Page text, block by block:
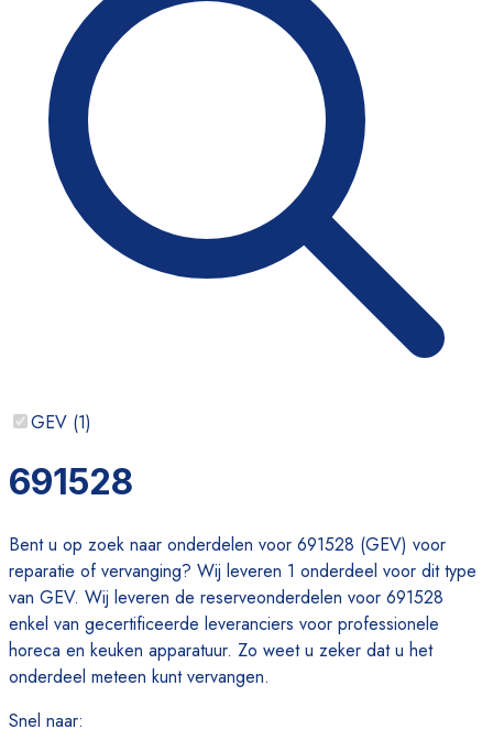
GEV (1)
691528
Bent u op zoek naar onderdelen voor 691528 (GEV) voor
reparatie of vervanging? Wij leveren 1 onderdeel voor dit type
van GEV. Wij leveren de reserveonderdelen voor 691528
enkel van gecertificeerde leveranciers voor professionele
horeca en keuken apparatuur. Zo weet u zeker dat u het
onderdeel meteen kunt vervangen.
Snel naar: